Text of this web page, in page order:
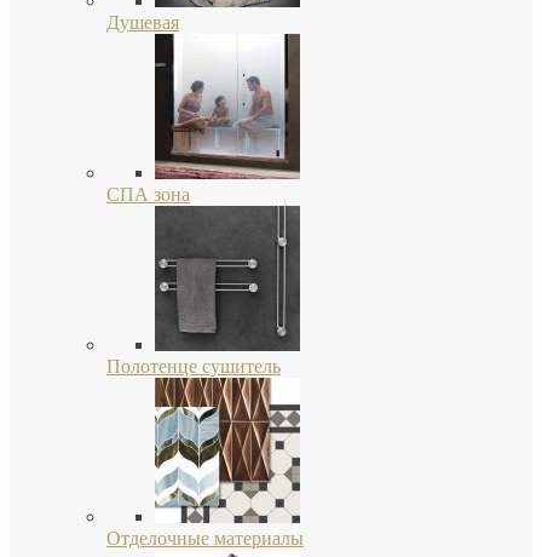
Душевая
СПА зона
Полотенце сушитель
Отделочные материалы